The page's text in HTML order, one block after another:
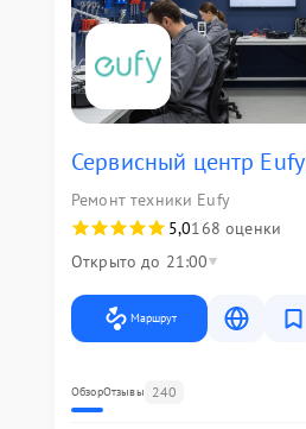
Сервисный центр Eufy
Ремонт техники Eufy
5,0168 оценки
Открыто до 21:00
Маршрут
ОбзорОтзывы 240